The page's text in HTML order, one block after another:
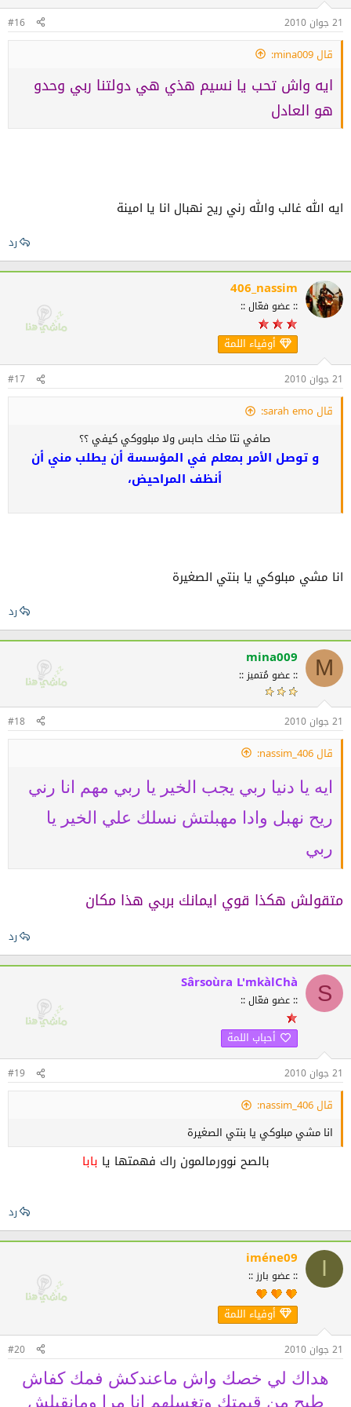
21 جوان 2010 #16
قال mina009:
ايه واش تحب يا نسيم هذي هي دولتنا ربي وحدو
هو العادل
ايه الله غالب والله رني ريح نهبال انا يا امينة
رد
406_nassim
:: عضو فعّال ::
أوفياء اللمة
21 جوان 2010 #17
قال sarah emo:
صافي نتا مخك حابس ولا مبلووكي كيفي ؟؟
و توصل الأمر بمعلم في المؤسسة أن يطلب مني أن
أنظف المراحيض،
انا مشي مبلوكي يا بنتي الصغيرة
رد
M
mina009
:: عضو مُتميز ::
21 جوان 2010 #18
قال 406_nassim:
ايه يا دنيا ربي يجب الخير يا ربي مهم انا رني
ريح نهبل وادا مهبلتش نسلك علي الخير يا
ربي
متقولش هكذا قوي ايمانك بربي هذا مكان
رد
S
Sârsoùra L'mkàlChà
:: عضو فعّال ::
أحباب اللمة
21 جوان 2010 #19
قال 406_nassim:
انا مشي مبلوكي يا بنتي الصغيرة
بالصح نوورمالمون راك فهمتها يا بابا
رد
I
iméne09
:: عضو بارز ::
أوفياء اللمة
21 جوان 2010 #20
هداك لي خصك واش ماعندكش فمك كفاش
طيح من قيمتك وتغسلهم انا مرا ومانقبلش